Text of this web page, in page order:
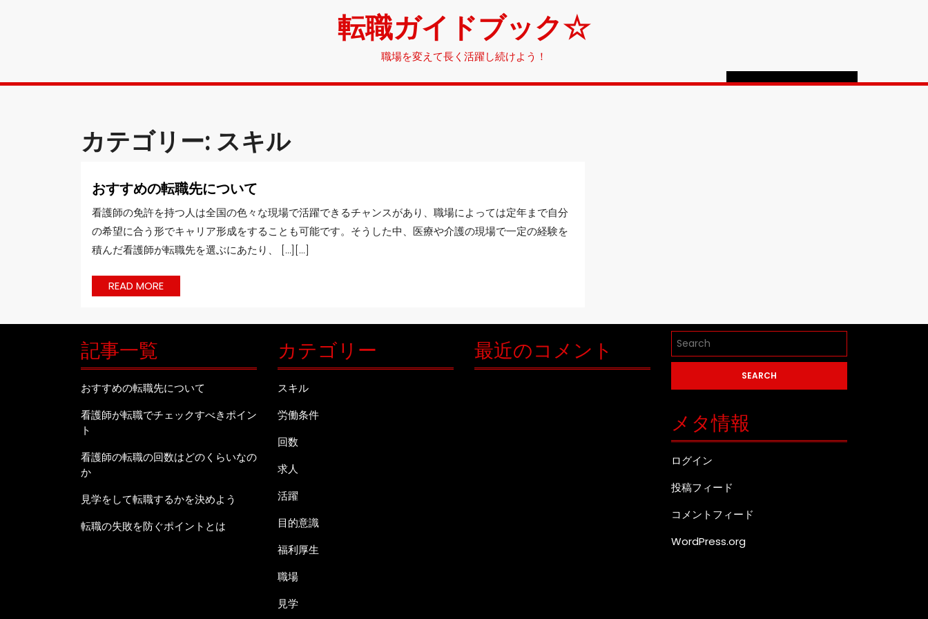
転職ガイドブック☆
職場を変えて長く活躍し続けよう！
カテゴリー: スキル
おすすめの転職先について
す
す
め
の
に
看護師の免許を持つ人は全国の色々な現場で活躍できるチャンスがあり、職場によっては定年まで自分
の希望に合う形でキャリア形成をすることも可能です。そうした中、医療や介護の現場で一定の経験を
積んだ看護師が転職先を選ぶにあたり、 […][...]
READ MOREREAD
MORE
記事一覧
おすすめの転職先について
看護師が転職でチェックすべきポイン
ト
看護師の転職の回数はどのくらいなの
か
見学をして転職するかを決めよう
転職の失敗を防ぐポイントとは
カテゴリー
スキル
労働条件
回数
求人
活躍
目的意識
福利厚生
職場
見学
最近のコメント
Search
メタ情報
ログイン
投稿フィード
コメントフィード
WordPress.org